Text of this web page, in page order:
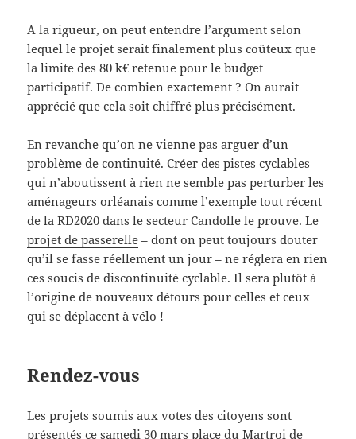
A la rigueur, on peut entendre l’argument selon
lequel le projet serait finalement plus coûteux que
la limite des 80 k€ retenue pour le budget
participatif. De combien exactement ? On aurait
apprécié que cela soit chiffré plus précisément.
En revanche qu’on ne vienne pas arguer d’un
problème de continuité. Créer des pistes cyclables
qui n’aboutissent à rien ne semble pas perturber les
aménageurs orléanais comme l’exemple tout récent
de la RD2020 dans le secteur Candolle le prouve. Le
projet de passerelle – dont on peut toujours douter
qu’il se fasse réellement un jour – ne réglera en rien
ces soucis de discontinuité cyclable. Il sera plutôt à
l’origine de nouveaux détours pour celles et ceux
qui se déplacent à vélo !
Rendez-vous
Les projets soumis aux votes des citoyens sont
présentés ce samedi 30 mars place du Martroi de